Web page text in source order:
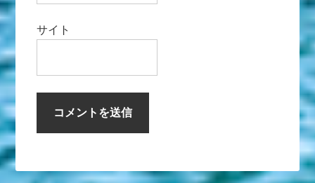
サイト